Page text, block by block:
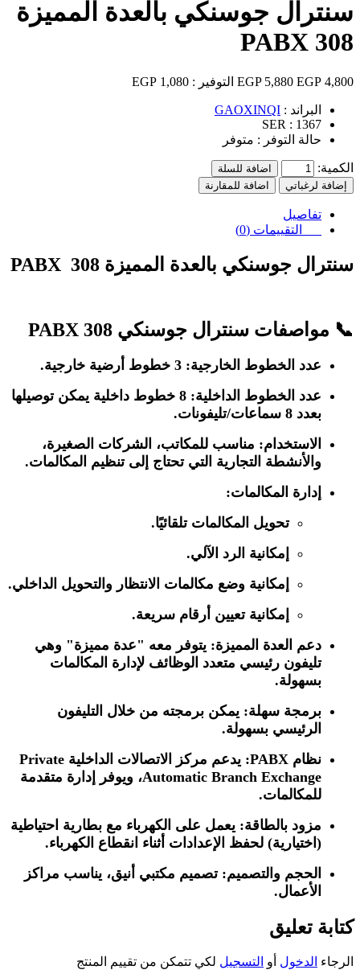
سنترال جوسنكي بالعدة المميزة
308 PABX
4,800 EGP
5,880 EGP التوفير : 1,080 EGP
البراند : GAOXINQI
SER : 1367
حالة التوفر : متوفر
الكمية:
اضافة للسلة
إضافة لرغباتي
اضافة للمقارنة
تفاصيل
التقييمات (0)
سنترال جوسنكي بالعدة المميزة 308 PABX
📞 مواصفات سنترال جوسنكي 308 PABX
عدد الخطوط الخارجية:
عدد الخطوط الداخلية:
8 خطوط داخلية يمكن توصيلها
بعدد 8 سماعات/تليفونات.
الاستخدام: مناسب للمكاتب، الشركات الصغيرة،
والأنشطة التجارية التي تحتاج إلى تنظيم المكالمات.
إدارة المكالمات:
تحويل المكالمات تلقائيًا.
إمكانية الرد الآلي.
إمكانية وضع مكالمات الانتظار والتحويل الداخلي.
إمكانية تعيين أرقام سريعة.
دعم العدة المميزة: يتوفر معه "عدة مميزة" وهي
تليفون رئيسي متعدد الوظائف لإدارة المكالمات
بسهولة.
برمجة سهلة: يمكن برمجته من خلال التليفون
الرئيسي بسهولة.
نظام PABX:
يدعم مركز الاتصالات الداخلية Private
Automatic Branch Exchange، ويوفر إدارة متقدمة
للمكالمات.
مزود بالطاقة: يعمل على الكهرباء مع بطارية احتياطية
(اختيارية) لحفظ الإعدادات أثناء انقطاع الكهرباء.
الحجم والتصميم: تصميم مكتبي أنيق، يناسب مراكز
الأعمال.
كتابة تعليق
الرجاء الدخول أو التسجيل لكي تتمكن من تقييم المنتج